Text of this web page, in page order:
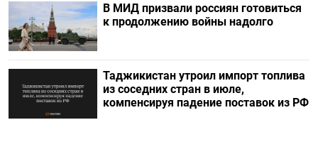
В МИД призвали россиян готовиться
к продолжению войны надолго
Таджикистан утроил импорт топлива
из соседних стран в июле,
компенсируя падение поставок из РФ